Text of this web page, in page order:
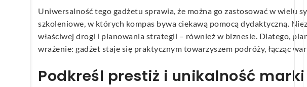
Uniwersalność tego gadżetu sprawia, że można go zastosować w wielu
szkoleniowe, w których kompas bywa ciekawą pomocą dydaktyczną.
właściwej drogi i planowania strategii – również w biznesie. Dlatego,
wrażenie: gadżet staje się praktycznym towarzyszem podróży, łącząc
Podkreśl prestiż i unikalność marki